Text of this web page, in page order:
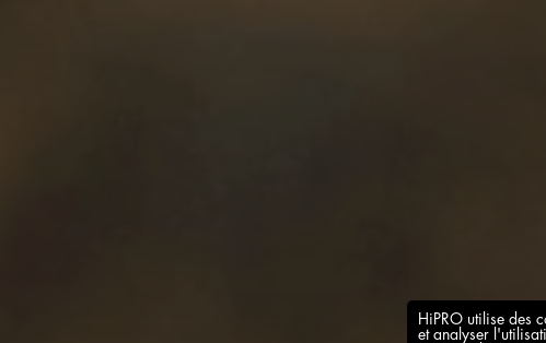
HiPRO utilise des
et analyser